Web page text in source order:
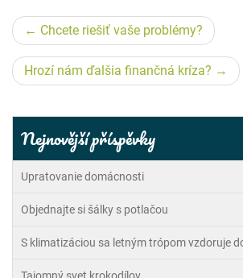
Navigace
pro
příspěvek
Chcete riešiť vaše problémy?
Hrozí nám ďalšia finančná kríza?
Nejnovější příspěvky
Upratovanie domácnosti
Objednajte si šálky s potlačou
S klimatizáciou sa letným trópom vzdoruje
Tajomný svet krokodílov